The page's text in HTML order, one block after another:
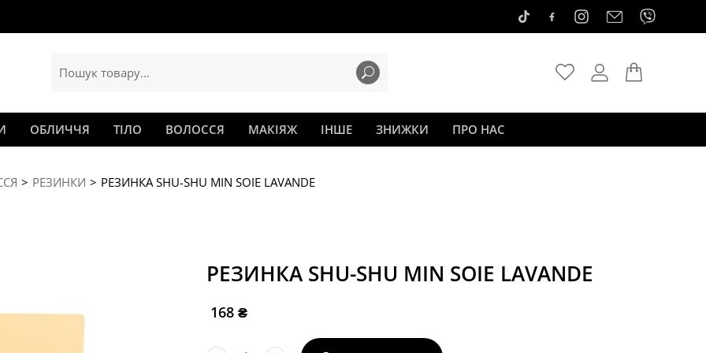
ОБЛИЧЧЯ ТІЛО ВОЛОССЯ МАКІЯЖ ІНШЕ ЗНИЖКИ ПРО НАС
РЕЗИНКИ РЕЗИНКА SHU-SHU MIN SOIE LAVANDE
РЕЗИНКА SHU-SHU MIN SOIE LAVANDE
168 ₴